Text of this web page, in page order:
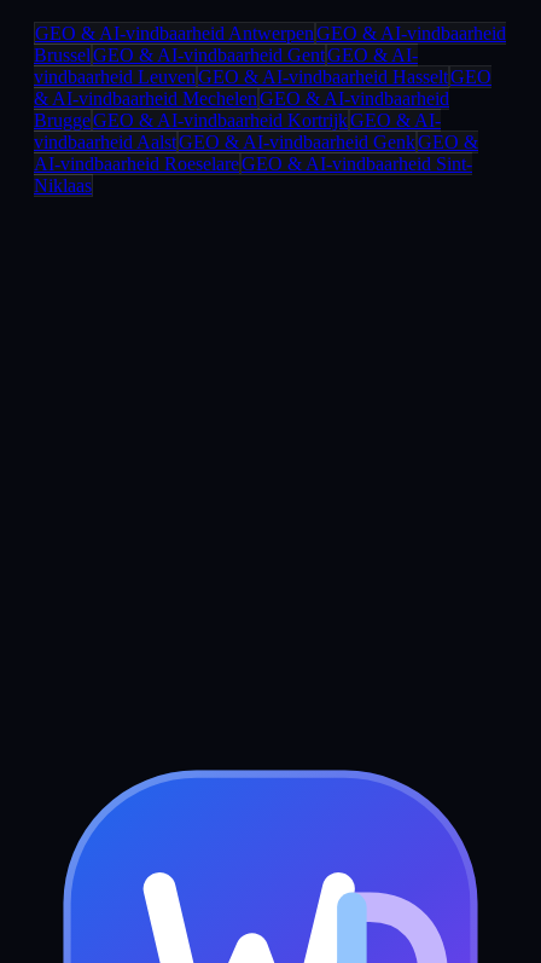
GEO & AI-vindbaarheid AntwerpenGEO & AI-vindbaarheid
BrusselGEO & AI-vindbaarheid GentGEO & AI-
vindbaarheid LeuvenGEO & AI-vindbaarheid HasseltGEO
& AI-vindbaarheid MechelenGEO & AI-vindbaarheid
BruggeGEO & AI-vindbaarheid KortrijkGEO & AI-
vindbaarheid AalstGEO & AI-vindbaarheid GenkGEO &
AI-vindbaarheid RoeselareGEO & AI-vindbaarheid Sint-
Niklaas